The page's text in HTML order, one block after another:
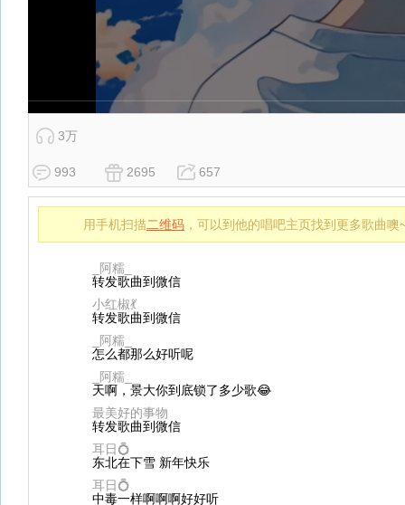
3万
993 2695 657
用手机扫描二维码 ，可以到他的唱吧主页找到更多歌曲噢
_阿糯_
转发歌曲到微信
小红椒💃
转发歌曲到微信
_阿糯_
怎么都那么好听呢
_阿糯_
天啊，景大你到底锁了多少歌😂
最美好的事物
转发歌曲到微信
耳日💍
东北在下雪 新年快乐
耳日💍
中毒一样啊啊啊好好听